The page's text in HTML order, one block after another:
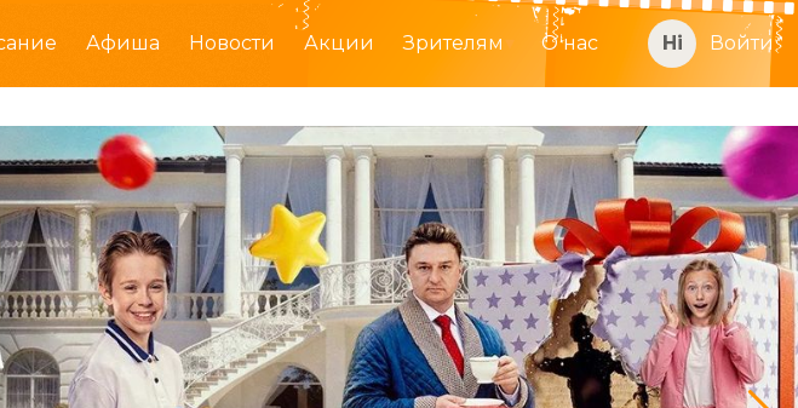
Афиша Новости Акции Зрителям О нас Войти